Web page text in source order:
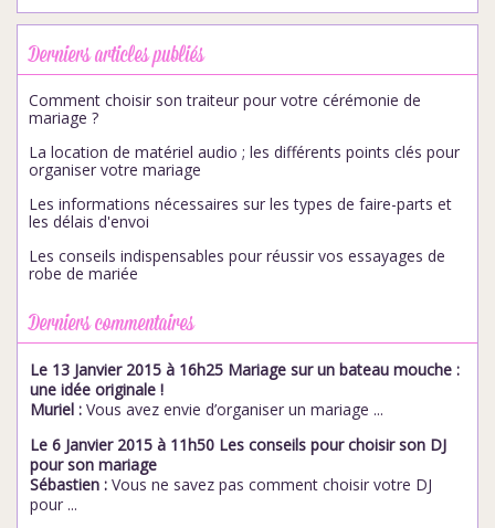
Derniers articles publiés
Comment choisir son traiteur pour votre cérémonie de
mariage ?
La location de matériel audio ; les différents points clés pour
organiser votre mariage
Les informations nécessaires sur les types de faire-parts et
les délais d'envoi
Les conseils indispensables pour réussir vos essayages de
robe de mariée
Derniers commentaires
Le 13 Janvier 2015 à 16h25 Mariage sur un bateau mouche :
une idée originale !
Muriel : Vous avez envie d’organiser un mariage ...
Le 6 Janvier 2015 à 11h50 Les conseils pour choisir son DJ
pour son mariage
Sébastien : Vous ne savez pas comment choisir votre DJ
pour ...